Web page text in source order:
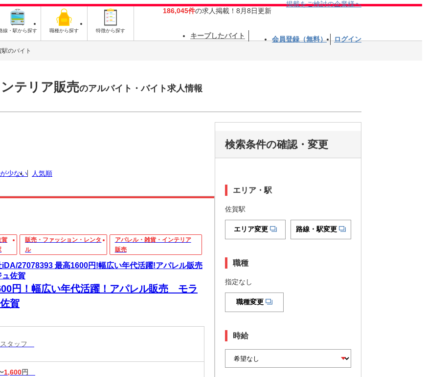
線・駅から探す 職種から探す 特徴から探す
186,045件の求人掲載！8月8日更新
掲載をご検討の企業様へ
キープしたバイト 会員登録（無料） ログイン
駅のバイト
テリア販売のアルバイト・バイト求人情報
少ない 人気順
賀
販売・ファッション・レンタ
ル
アパレル・雑貨・インテリア
販売
iDA/27078393 最高1600円!幅広い年代活躍!アパレル販売
ュ佐賀
円！幅広い年代活躍！アパレル販売 モラ
賀
スタッフ
1,600円
検索条件の確認・変更
エリア・駅
佐賀駅
エリア変更 路線・駅変更
職種
指定なし
職種変更
時給